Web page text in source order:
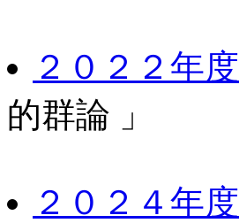
２０２２年度
的群論 」
２０２４年度